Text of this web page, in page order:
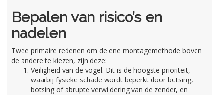
Bepalen van risico’s en
nadelen
Twee primaire redenen om de ene montagemethode boven
de andere te kiezen, zijn deze:
Veiligheid van de vogel. Dit is de hoogste prioriteit,
waarbij fysieke schade wordt beperkt door botsing,
botsing of abrupte verwijdering van de zender, en